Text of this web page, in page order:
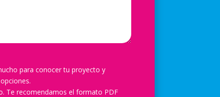
para conocer tu proyecto y
Te recomendamos el formato PDF